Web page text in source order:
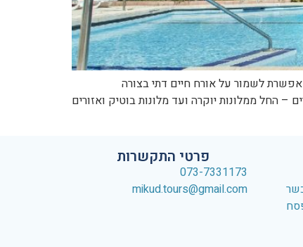
לשמור על אורח חיים דתי בצורה
החל ממלונות יוקרה ועד מלונות בוטיק ואזורים
פרטי התקשרות
073-7331173
mikud.tours@gmail.com